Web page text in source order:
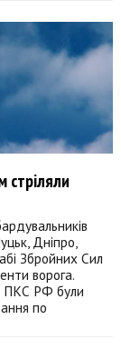
стріляли
Дніпро,
Збройних Сил
ворога.
ПКС РФ були
по